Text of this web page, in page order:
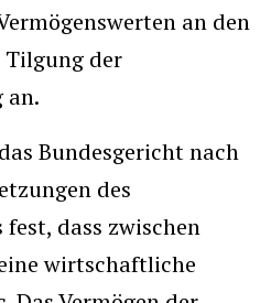
an den
Tilgung der
an.
Bundesgericht nach
des
dass zwischen
wirtschaftliche